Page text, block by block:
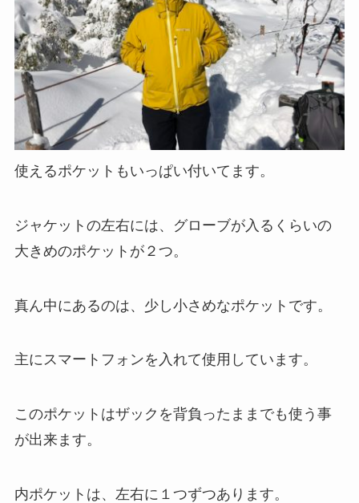
使えるポケットもいっぱい付いてます。
ジャケットの左右には、グローブが入るくらいの
大きめのポケットが２つ。
真ん中にあるのは、少し小さめなポケットです。
主にスマートフォンを入れて使用しています。
このポケットはザックを背負ったままでも使う事
が出来ます。
内ポケットは、左右に１つずつあります。